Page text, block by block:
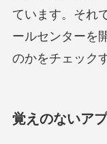
ています。それ
ールセンターを
のかをチェック
覚えのないア